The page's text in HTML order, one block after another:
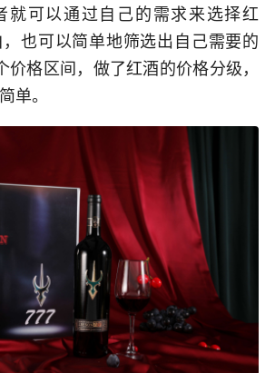
就可以通过自己的需求来选择红
也可以简单地筛选出自己需要的
价格区间，做了红酒的价格分级，
单。